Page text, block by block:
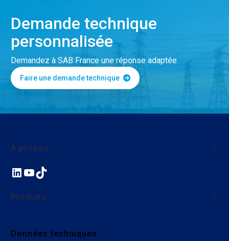
Demande technique
personnalisée
Demandez à SAB France une réponse adaptée
Faire une demande technique
À propos
À propos de SAB France
Nos actions environnementales et sociales
LinkedIn
YouTube
TikTok
Produits
Câbles industriels
Données techniques